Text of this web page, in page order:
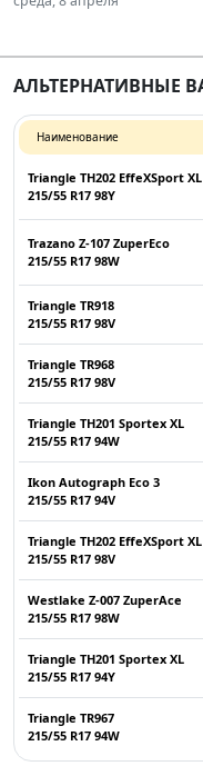
АЛЬТЕРНАТИВНЫЕ
Наименование
Triangle TH202 EffeXSport XL
215/55 R17 98Y
Trazano Z-107 ZuperEco
215/55 R17 98W
Triangle TR918
215/55 R17 98V
Triangle TR968
215/55 R17 98V
Triangle TH201 Sportex XL
215/55 R17 94W
Ikon Autograph Eco 3
215/55 R17 94V
Triangle TH202 EffeXSport XL
215/55 R17 98V
Westlake Z-007 ZuperAce
215/55 R17 98W
Triangle TH201 Sportex XL
215/55 R17 94Y
Triangle TR967
215/55 R17 94W